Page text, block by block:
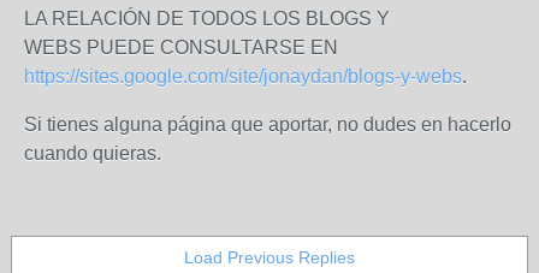
LA RELACIÓN DE TODOS LOS BLOGS Y
WEBS PUEDE CONSULTARSE EN
https://sites.google.com/site/jonaydan/blogs-y-webs.
Si tienes alguna página que aportar, no dudes en hacerlo
cuando quieras.
Load Previous Replies